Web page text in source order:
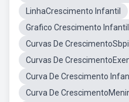
LinhaCrescimento Infantil
Grafico Crescimento
Curvas De
Curvas De
Curva De Crescimento
Curva De